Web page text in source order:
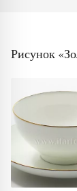
Рисунок